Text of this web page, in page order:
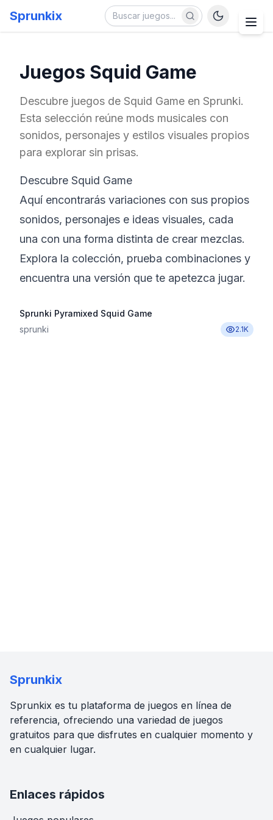
Sprunkix
Juegos Squid Game
Descubre juegos de Squid Game en Sprunki.
Esta selección reúne mods musicales con
sonidos, personajes y estilos visuales propios
para explorar sin prisas.
Descubre Squid Game
Aquí encontrarás variaciones con sus propios
sonidos, personajes e ideas visuales, cada
una con una forma distinta de crear mezclas.
Explora la colección, prueba combinaciones y
encuentra una versión que te apetezca jugar.
Sprunki Pyramixed Squid Game
sprunki
2.1K
Sprunkix
Sprunkix es tu plataforma de juegos en línea de
referencia, ofreciendo una variedad de juegos
gratuitos para que disfrutes en cualquier momento y
en cualquier lugar.
Enlaces rápidos